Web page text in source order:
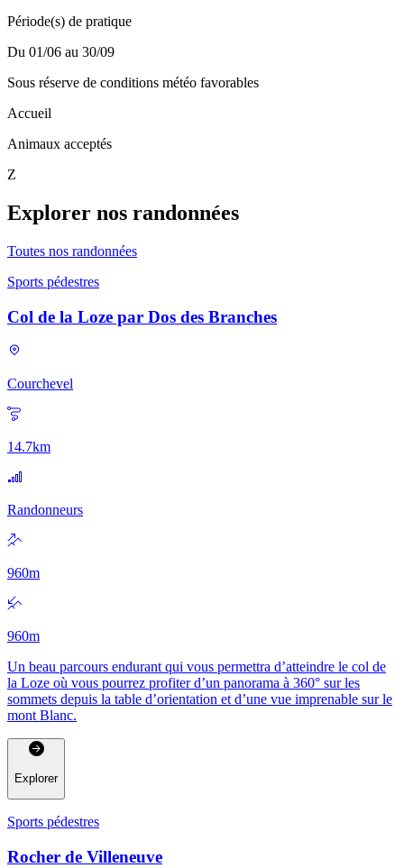
Période(s) de pratique
Du 01/06 au 30/09
Sous réserve de conditions météo favorables
Accueil
Animaux acceptés
Z
Explorer nos randonnées
Toutes nos randonnées
Sports pédestres
Col de la Loze par Dos des Branches
Courchevel
14.7km
Randonneurs
960m
960m
Un beau parcours endurant qui vous permettra d’atteindre le col de
la Loze où vous pourrez profiter d’un panorama à 360° sur les
sommets depuis la table d’orientation et d’une vue imprenable sur le
mont Blanc.
Explorer
Sports pédestres
Rocher de Villeneuve